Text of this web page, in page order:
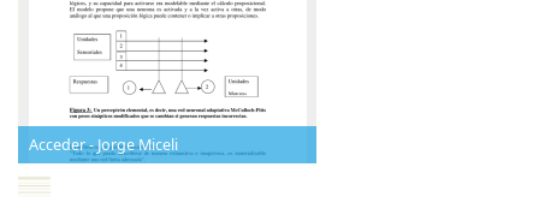
Acceder - Jorge Miceli